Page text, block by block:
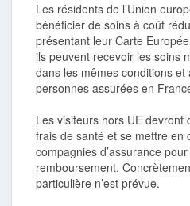
Les résidents de l’Union
bénéficier de soins à coût
présentant leur Carte
ils peuvent recevoir les soins
dans les mêmes conditions
personnes assurées en
Les visiteurs hors UE
frais de santé et se mettre en
compagnies d’assurance
remboursement.
particulière n’est prévue.